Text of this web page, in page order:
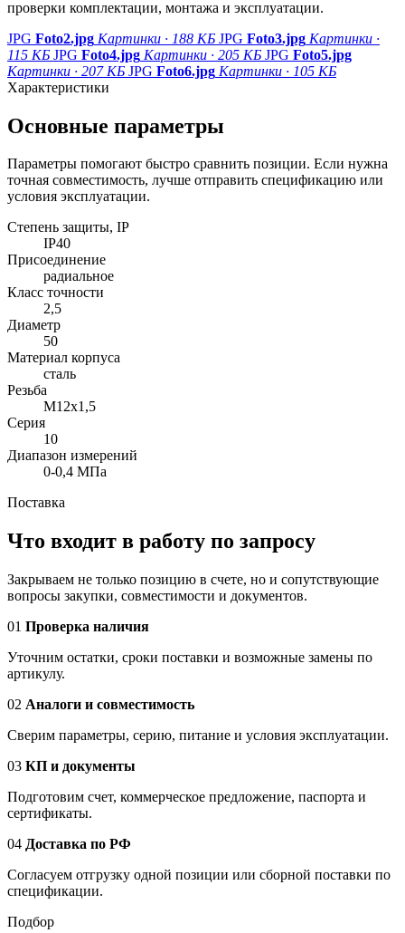
проверки комплектации, монтажа и эксплуатации.
JPG Foto2.jpg Картинки · 188 КБ JPG Foto3.jpg Картинки ·
115 КБ JPG Foto4.jpg Картинки · 205 КБ JPG Foto5.jpg
Картинки · 207 КБ JPG Foto6.jpg Картинки · 105 КБ
Характеристики
Основные параметры
Параметры помогают быстро сравнить позиции. Если нужна
точная совместимость, лучше отправить спецификацию или
условия эксплуатации.
Степень защиты, IP
IP40
Присоединение
радиальное
Класс точности
2,5
Диаметр
50
Материал корпуса
сталь
Резьба
M12x1,5
Серия
10
Диапазон измерений
0-0,4 МПа
Поставка
Что входит в работу по запросу
Закрываем не только позицию в счете, но и сопутствующие
вопросы закупки, совместимости и документов.
01 Проверка наличия
Уточним остатки, сроки поставки и возможные замены по
артикулу.
02 Аналоги и совместимость
Сверим параметры, серию, питание и условия эксплуатации.
03 КП и документы
Подготовим счет, коммерческое предложение, паспорта и
сертификаты.
04 Доставка по РФ
Согласуем отгрузку одной позиции или сборной поставки по
спецификации.
Подбор